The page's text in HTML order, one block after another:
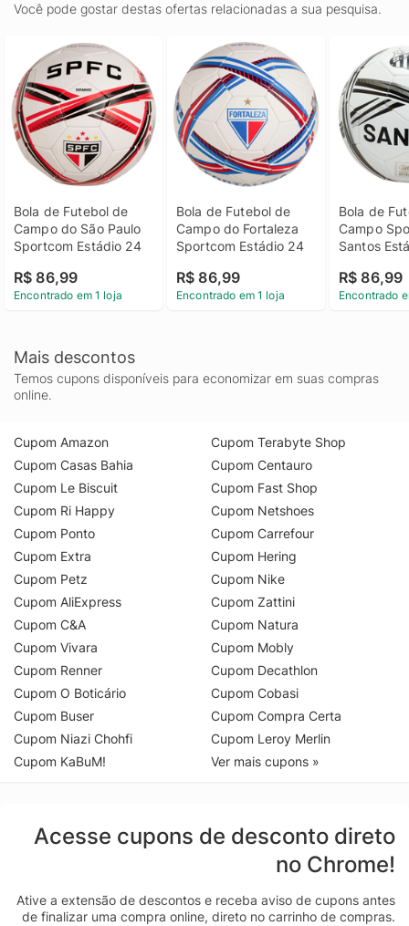
Você pode gostar destas ofertas relacionadas a sua pesquisa.
Bola de Futebol de
Campo do São Paulo
Sportcom Estádio 24
R$ 86,99
Encontrado em 1 loja
Bola de Futebol de
Campo do Fortaleza
Sportcom Estádio 24
R$ 86,99
Encontrado em 1 loja
Bola de
Campo
Santos
R$ 86,99
Encontrado
Mais descontos
Temos cupons disponíveis para economizar em suas compras
online.
Cupom Amazon
Cupom Casas Bahia
Cupom Le Biscuit
Cupom Ri Happy
Cupom Ponto
Cupom Extra
Cupom Petz
Cupom AliExpress
Cupom C&A
Cupom Vivara
Cupom Renner
Cupom O Boticário
Cupom Buser
Cupom Niazi Chohfi
Cupom KaBuM!
Cupom Terabyte Shop
Cupom Centauro
Cupom Fast Shop
Cupom Netshoes
Cupom Carrefour
Cupom Hering
Cupom Nike
Cupom Zattini
Cupom Natura
Cupom Mobly
Cupom Decathlon
Cupom Cobasi
Cupom Compra Certa
Cupom Leroy Merlin
Ver mais cupons »
Acesse cupons de desconto direto
no Chrome!
Ative a extensão de descontos e receba aviso de cupons antes
de finalizar uma compra online, direto no carrinho de compras.